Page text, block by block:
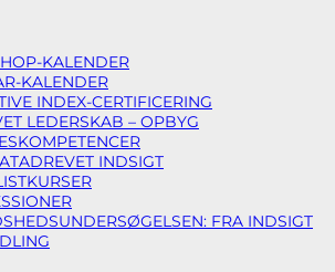
KALENDER
KALENDER
INDEX-CERTIFICERING
LEDERSKAB – OPBYG
INDSIGT
FRA INDSIGT